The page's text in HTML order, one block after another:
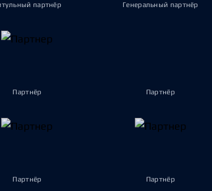
партнёр Генеральный партнёр
Партнёр Партнёр
Партнёр Партнёр